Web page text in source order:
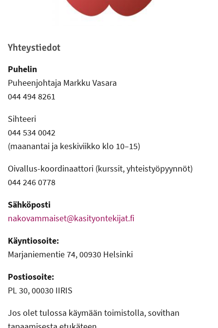
Yhteystiedot
Puhelin
Puheenjohtaja Markku Vasara
044 494 8261
Sihteeri
044 534 0042
(maanantai ja keskiviikko klo 10–15)
Oivallus-koordinaattori (kurssit, yhteistyöpyynnöt)
044 246 0778
Sähköposti
nakovammaiset@kasityontekijat.fi
Käyntiosoite:
Marjaniementie 74, 00930 Helsinki
Postiosoite:
PL 30, 00030 IIRIS
Jos olet tulossa käymään toimistolla, sovithan